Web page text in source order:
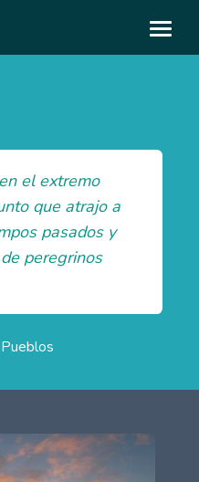
el extremo
que atrajo a
pasados y
peregrinos
Pueblos